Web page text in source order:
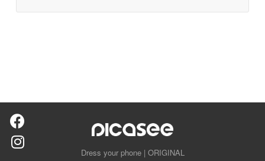
Dress your phone | ORIGINAL